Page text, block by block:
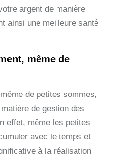
argent de manière
ainsi une meilleure santé
même de
de petites sommes,
de gestion des
effet, même les petites
avec le temps et
à la réalisation